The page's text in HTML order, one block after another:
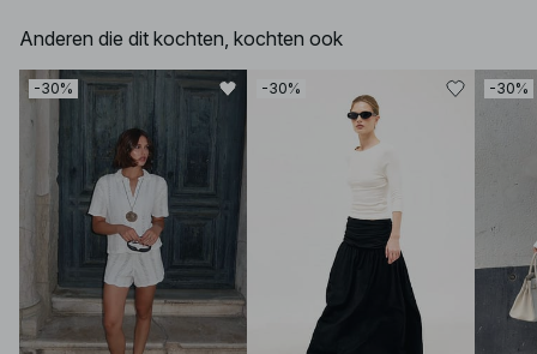
Anderen die dit kochten, kochten ook
-30% -30% -30%